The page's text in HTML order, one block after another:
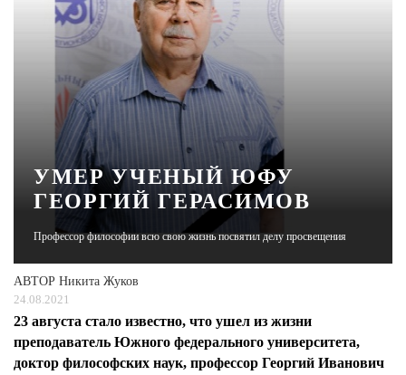
СТИЛЬ ЖИЗНИ
ХАЙП
ЧЕЛОВЕК ОСОБЕННЫЙ
КУЛЬТ ЕДЫ
АФИША
ЖУРНАЛ
УМЕР УЧЕНЫЙ ЮФУ
ГЕОРГИЙ ГЕРАСИМОВ
Профессор философии всю свою жизнь посвятил делу просвещения
АВТОР Никита Жуков
24.08.2021
23 августа стало известно, что ушел из жизни
преподаватель Южного федерального университета,
доктор философских наук, профессор Георгий Иванович